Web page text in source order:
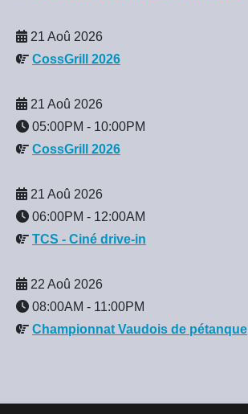
21 Aoû 2026
CossGrill 2026
21 Aoû 2026
05:00PM - 10:00PM
CossGrill 2026
21 Aoû 2026
06:00PM - 12:00AM
TCS - Ciné drive-in
22 Aoû 2026
08:00AM - 11:00PM
Championnat Vaudois de pétanque